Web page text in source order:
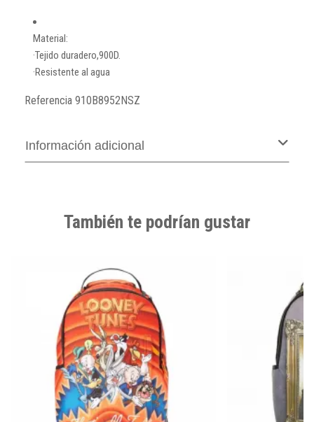
Material:
·Tejido duradero,900D.
·Resistente al agua
Referencia 910B8952NSZ
Información adicional
También te podrían gustar